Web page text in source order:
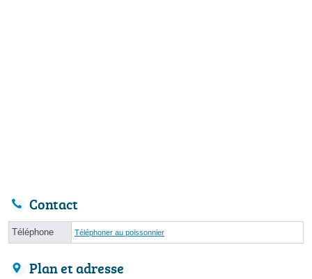
Contact
Téléphone Téléphoner au poissonnier
Plan et adresse